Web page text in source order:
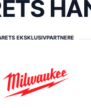
EKSKLUSIVPARTNERE